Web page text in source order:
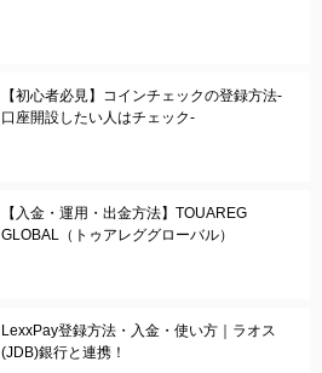
【初心者必見】コインチェックの登録方法-
口座開設したい人はチェック-
【入金・運用・出金方法】TOUAREG
GLOBAL（トゥアレググローバル）
LexxPay登録方法・入金・使い方｜ラオス
(JDB)銀行と連携！